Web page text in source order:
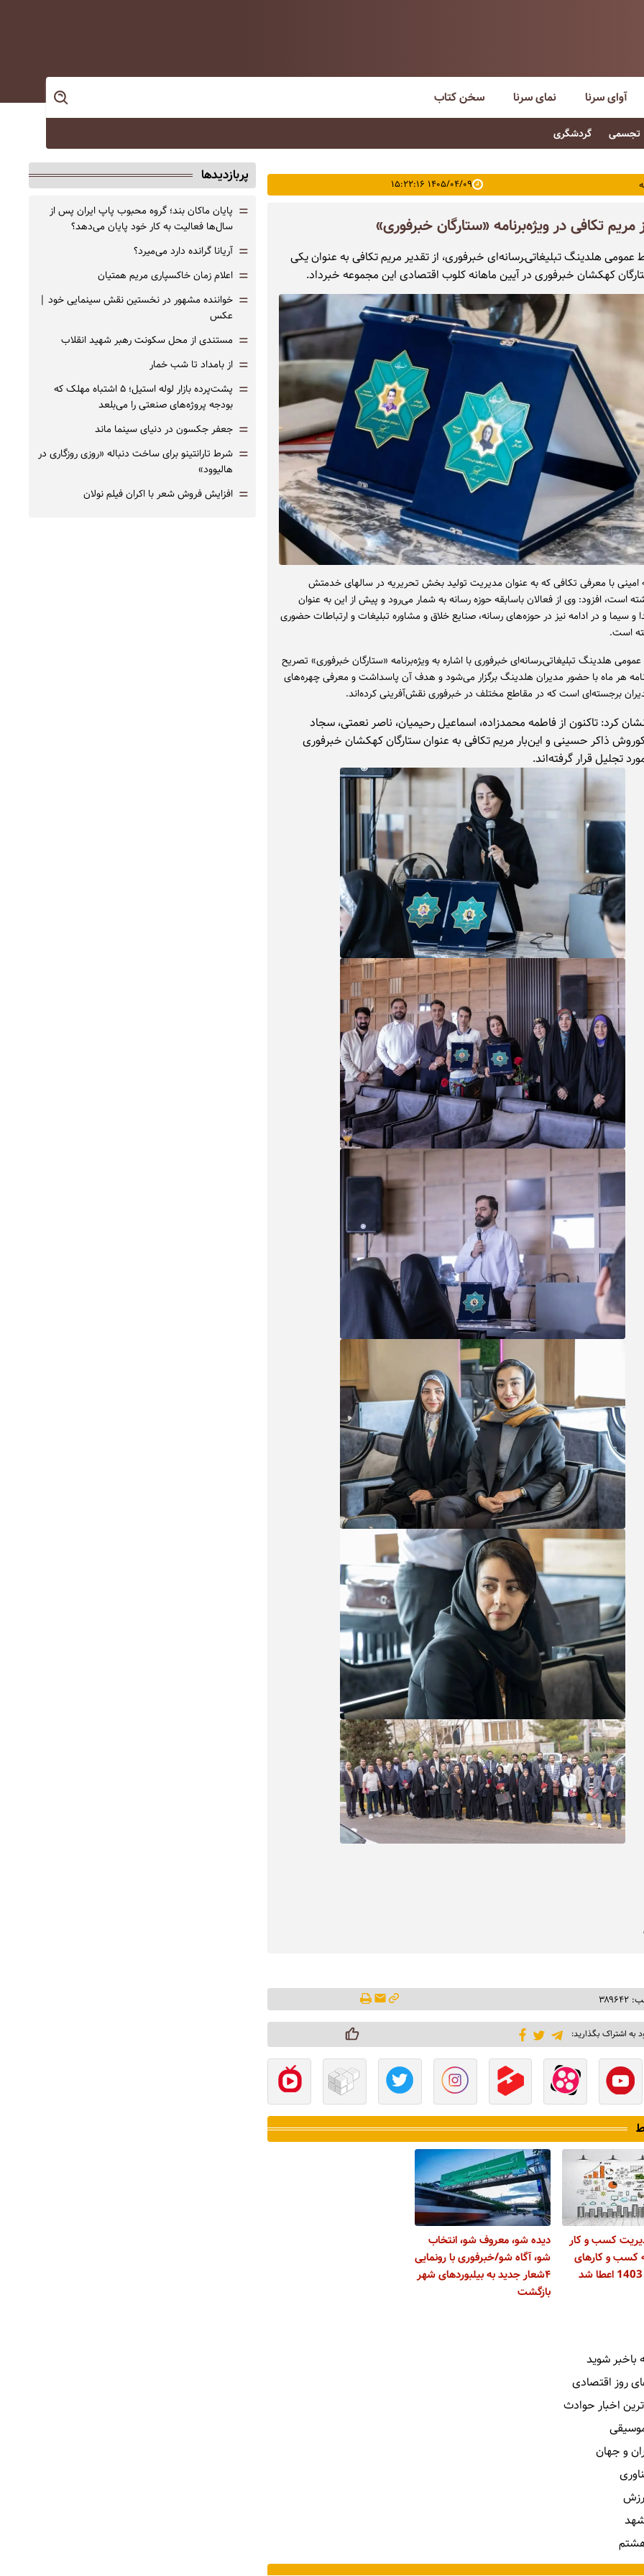
تجسمی گردشگری
آوای سرنا نمای سرنا سخن کتاب
۱۴۰۵/۰۴/۰۹ ۱۵:۲۲:۱۶
مریم تکافی در ویژه‌برنامه «ستارگان خبرفوری»
عمومی هلدینگ تبلیغاتی‌ـ‌رسانه‌ای خبرفوری، از تقدیر مریم تکافی به عنوان یکی
کهکشان خبرفوری در آیین ماهانه کلوب اقتصادی این مجموعه خبرداد.
با معرفی تکافی که به عنوان مدیریت تولید بخش تحریریه در سالهای خدمتش
است، افزود: وی از فعالان باسابقه حوزه رسانه به شمار می‌رود و پیش از این به عنوان
و سیما و در ادامه نیز در حوزه‌های رسانه، صنایع خلاق و مشاوره تبلیغات و ارتباطات حضوری
است.
عمومی هلدینگ تبلیغاتی‌ـ‌رسانه‌ای خبرفوری با اشاره به ویژه‌برنامه «ستارگان خبرفوری» تصریح
هر ماه با حضور مدیران هلدینگ برگزار می‌شود و هدف آن پاسداشت و معرفی چهره‌های
برجسته‌ای است که در مقاطع مختلف در خبرفوری نقش‌آفرینی کرده‌اند.
کرد: تاکنون از فاطمه محمدزاده، اسماعیل رحیمیان، ناصر نعمتی، سجاد
کوروش ذاکر حسینی و این‌بار مریم تکافی به عنوان ستارگان کهکشان خبرفوری
تجلیل قرار گرفته‌اند.
به اشتراک بگذارید:
کسب و کار
کسب و کارهای
دیده شو، معروف شو، انتخاب
شو، آگاه شو/خبرفوری با رونمایی
۴شعار جدید به بیلبوردهای شهر
بازگشت
باخبر شوید
روز اقتصادی
اخبار حوادث
و جهان
پربازدیدها
= پایان ماکان بند؛ گروه محبوب پاپ ایران پس از
سال‌ها فعالیت به کار خود پایان می‌دهد؟
= آریانا گرانده دارد می‌میرد؟
= اعلام زمان خاکسپاری مریم همتیان
= خواننده مشهور در نخستین نقش سینمایی خود |‌
عکس
= مستندی از محل سکونت رهبر شهید انقلاب
= از بامداد تا شب خمار
=
پشت‌پرده بازار لوله استیل؛ ۵ اشتباه مهلک که
بودجه پروژه‌های صنعتی را می‌بلعد
= جعفر جکسون در دنیای سینما ماند
= شرط تارانتینو برای ساخت دنباله «روزی روزگاری در
هالیوود»
= افزایش فروش شعر با اکران فیلم نولان